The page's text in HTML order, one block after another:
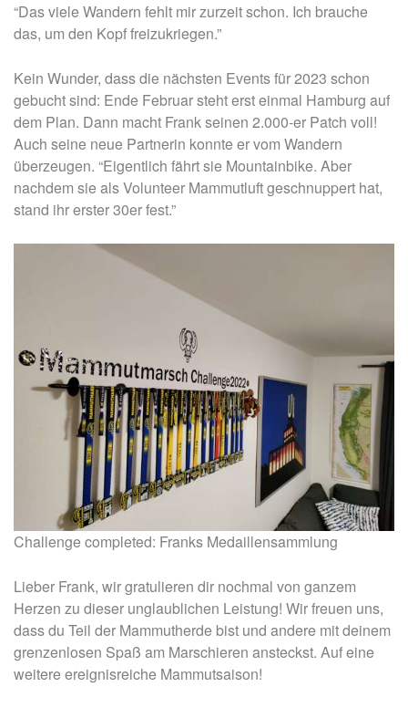
“Das viele Wandern fehlt mir zurzeit schon. Ich brauche
das, um den Kopf freizukriegen.”
Kein Wunder, dass die nächsten Events für 2023 schon
gebucht sind: Ende Februar steht erst einmal Hamburg auf
dem Plan. Dann macht Frank seinen 2.000-er Patch voll!
Auch seine neue Partnerin konnte er vom Wandern
überzeugen. “Eigentlich fährt sie Mountainbike. Aber
nachdem sie als Volunteer Mammutluft geschnuppert hat,
stand ihr erster 30er fest.”
Challenge completed: Franks Medaillensammlung
Lieber Frank, wir gratulieren dir nochmal von ganzem
Herzen zu dieser unglaublichen Leistung! Wir freuen uns,
dass du Teil der Mammutherde bist und andere mit deinem
grenzenlosen Spaß am Marschieren ansteckst. Auf eine
weitere ereignisreiche Mammutsaison!